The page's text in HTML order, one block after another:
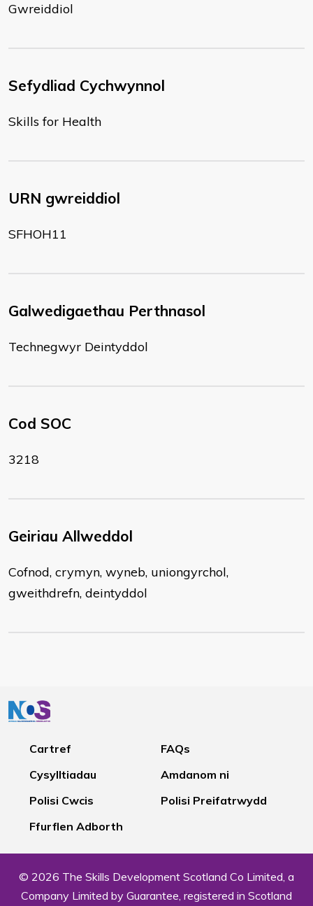
Gwreiddiol
Sefydliad Cychwynnol
Skills for Health
URN gwreiddiol
SFHOH11
Galwedigaethau Perthnasol
Technegwyr Deintyddol
Cod SOC
3218
Geiriau Allweddol
Cofnod, crymyn, wyneb, uniongyrchol,
gweithdrefn, deintyddol
Cartref
FAQs
Cysylltiadau
Amdanom ni
Polisi Cwcis
Polisi Preifatrwydd
Ffurflen Adborth
© 2026 The Skills Development Scotland Co Limited, a
Company Limited by Guarantee, registered in Scotland